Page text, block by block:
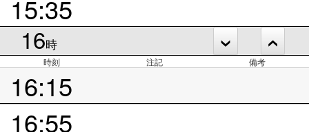
15:35
16時
時刻 注記 備考
16:15
16:55